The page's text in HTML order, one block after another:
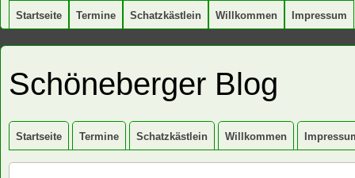
Startseite Termine Schatzkästlein Willkommen Impressum
Schöneberger Blog
Startseite Termine Schatzkästlein Willkommen